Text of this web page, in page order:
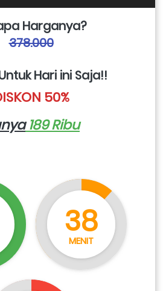
Harganya?
378.000
Hari ini Saja!!
50%
189 Ribu
38
MENIT